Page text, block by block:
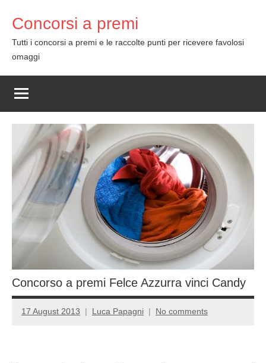
content
Concorsi a premi
Tutti i concorsi a premi e le raccolte punti per ricevere favolosi
omaggi
Concorso a premi Felce Azzurra vinci Candy
17 August 2013 Luca Papagni No comments